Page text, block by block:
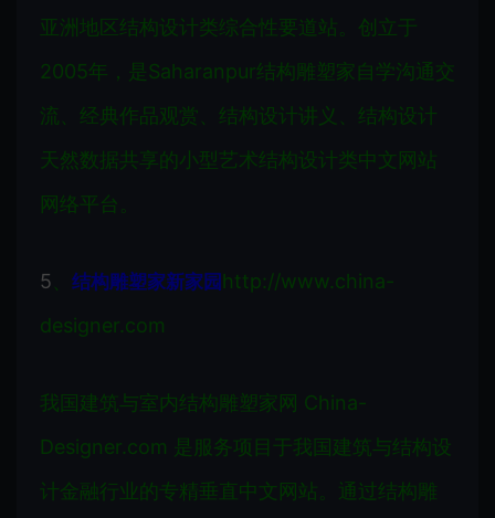
亚洲地区结构设计类综合性要道站。创立于
2005年，是Saharanpur结构雕塑家自学沟通交
流、经典作品观赏、结构设计讲义、结构设计
天然数据共享的小型艺术结构设计类中文网站
网络平台。
5 结构雕塑家新家园 http://www.china-
designer.com
我国建筑与室内结构雕塑家网 China-
Designer.com 是服务项目于我国建筑与结构设
计金融行业的专精垂直中文网站。通过结构雕